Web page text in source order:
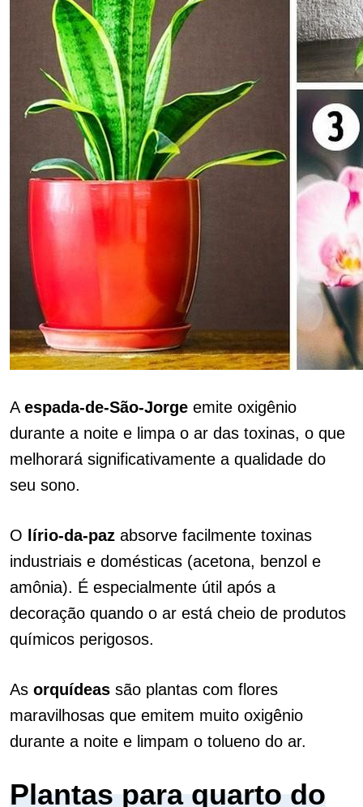
A espada-de-São-Jorge emite oxigênio
durante a noite e limpa o ar das toxinas, o que
melhorará significativamente a qualidade do
seu sono.
O lírio-da-paz absorve facilmente toxinas
industriais e domésticas (acetona, benzol e
amônia). É especialmente útil após a
decoração quando o ar está cheio de produtos
químicos perigosos.
As orquídeas são plantas com flores
maravilhosas que emitem muito oxigênio
durante a noite e limpam o tolueno do ar.
Plantas para quarto do